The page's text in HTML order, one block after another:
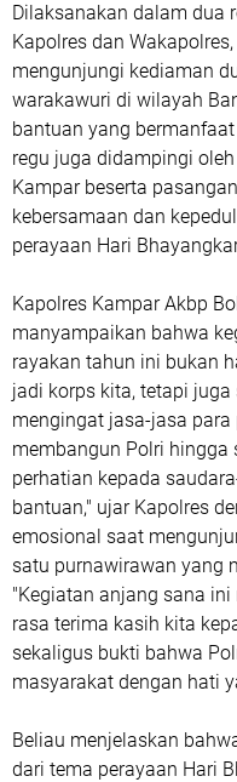
Dilaksanakan dalam dua
Kapolres dan
mengunjungi kediaman
warakawuri di wilayah
bantuan yang
regu juga didampingi
Kampar beserta
kebersamaan dan
perayaan Hari
Kapolres Kampar Akbp
manyampaikan bahwa
rayakan tahun ini bukan
jadi korps kita, tetapi
mengingat jasa-jasa
membangun Polri hingga
perhatian kepada
bantuan," ujar Kapolres
emosional saat
satu purnawirawan yang
"Kegiatan anjang sana
rasa terima kasih kita
sekaligus bukti bahwa
masyarakat dengan hati
Beliau menjelaskan
dari tema perayaan Hari